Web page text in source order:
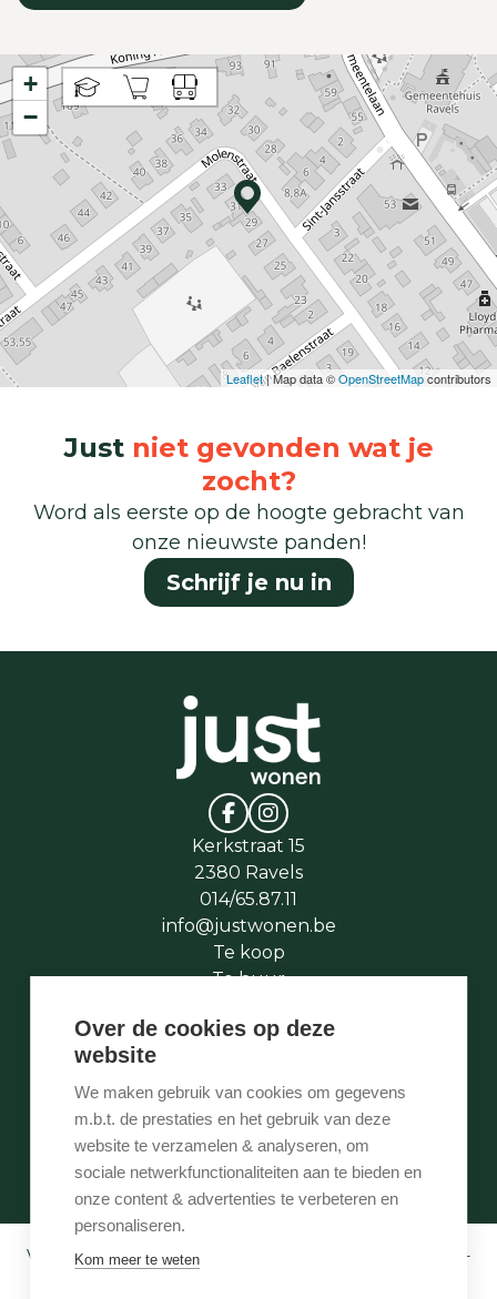
+
−
Leaflet| Map data ©OpenStreetMapcontributors
Just niet gevonden wat je
zocht?
Word als eerste op de hoogte gebracht van
onze nieuwste panden!
Schrijf je nu in
Kerkstraat 15
2380 Ravels
014/65.87.11
info@justwonen.be
Te koop
Te huur
Stukje geschiedenis
Onze services
Contact
Te vroeg
Eigenaarslogin
Vastgoedmakelaar-bemiddelaar BIV België BIV 507.005 -
Over de cookies op deze
website
We maken gebruik van cookies om gegevens
m.b.t. de prestaties en het gebruik van deze
website te verzamelen & analyseren, om
sociale netwerkfunctionaliteiten aan te bieden en
onze content & advertenties te verbeteren en
personaliseren.
Kom meer te weten